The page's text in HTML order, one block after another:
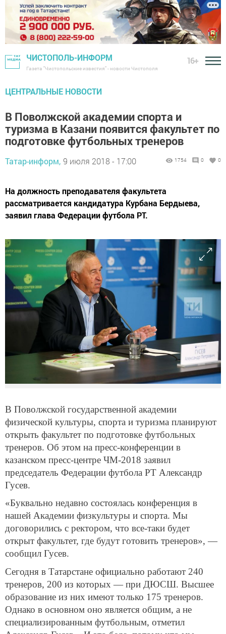
ЧИСТОПОЛЬ-ИНФОРМ
Газета "Чистопольские известия" - новости Чистополя
16+
ЦЕНТРАЛЬНЫЕ НОВОСТИ
В Поволжской академии спорта и
туризма в Казани появится факультет по
подготовке футбольных тренеров
Татар-информ, 9 июля 2018 - 17:00 1754 0 0
На должность преподавателя факультета
рассматривается кандидатура Курбана Бердыева,
заявил глава Федерации футбола РТ.
В Поволжской государственной академии
физической культуры, спорта и туризма планируют
открыть факультет по подготовке футбольных
тренеров. Об этом на пресс-конференции в
казанском пресс-центре ЧМ-2018 заявил
председатель Федерации футбола РТ Александр
Гусев.
«Буквально недавно состоялась конференция в
нашей Академии физкультуры и спорта. Мы
договорились с ректором, что все-таки будет
открыт факультет, где будут готовить тренеров», —
сообщил Гусев.
Сегодня в Татарстане официально работают 240
тренеров, 200 из которых — при ДЮСШ. Высшее
образование из них имеют только 175 тренеров.
Однако в основном оно является общим, а не
специализированным футбольным, отметил